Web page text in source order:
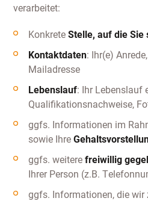
verarbeitet:
KonkreteStelle, auf die Sie
Kontaktdaten: Ihr(e)
Mailadresse
Lebenslauf: Ihr Lebenslauf
Qualifikationsnachweise,
ggfs. Informationen im
sowie Ihre
ggfs. weiterefreiwillig
Ihrer Person (z.B.
ggfs. Informationen, die wir